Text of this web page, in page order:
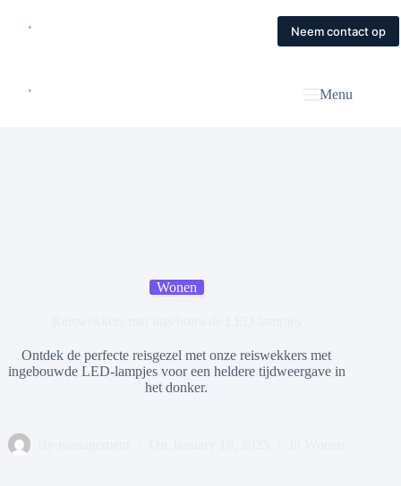
Contact
Neem contact op
Menu
Wonen
Ontdek de perfecte reisgezel met onze reiswekkers met
ingebouwde LED-lampjes voor een heldere tijdweergave in
het donker.